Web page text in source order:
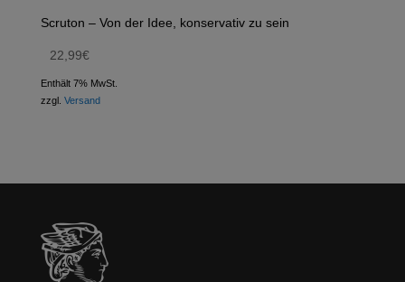
Scruton – Von der Idee, konservativ zu sein
22,99€
Enthält 7% MwSt.
zzgl. Versand